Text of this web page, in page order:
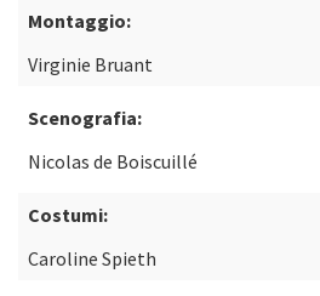
Montaggio:
Virginie Bruant
Scenografia:
Nicolas de Boiscuillé
Costumi:
Caroline Spieth